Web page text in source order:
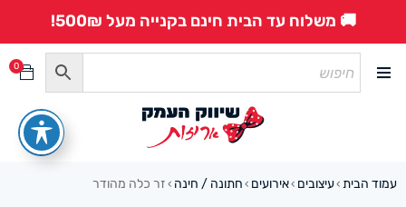
🚚 משלוח עד הבית חינם בקנייה מעל 500₪!
0
עמוד הבית ›עיצובים ›אירועים › חתונה / חינה › זר כלה מהודר